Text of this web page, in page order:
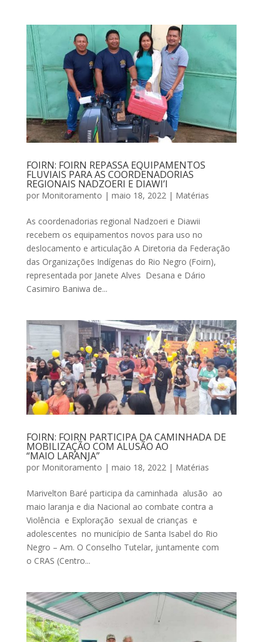
FOIRN: FOIRN REPASSA EQUIPAMENTOS
FLUVIAIS PARA AS COORDENADORIAS
REGIONAIS NADZOERI E DIAWI’I
por Monitoramento | maio 18, 2022| Matérias
As coordenadorias regional Nadzoeri e Diawii
recebem os equipamentos novos para uso no
deslocamento e articulação A Diretoria da Federação
das Organizações Indígenas do Rio Negro (Foirn),
representada por Janete Alves Desana e Dário
Casimiro Baniwa de...
FOIRN: FOIRN PARTICIPA DA CAMINHADA DE
MOBILIZAÇÃO COM ALUSÃO AO
“MAIO LARANJA”
por Monitoramento | maio 18, 2022| Matérias
Marivelton Baré participa da caminhada alusão ao
maio laranja e dia Nacional ao combate contra a
Violência e Exploração sexual de crianças e
adolescentes no município de Santa Isabel do Rio
Negro – Am. O Conselho Tutelar, juntamente com
o CRAS (Centro...